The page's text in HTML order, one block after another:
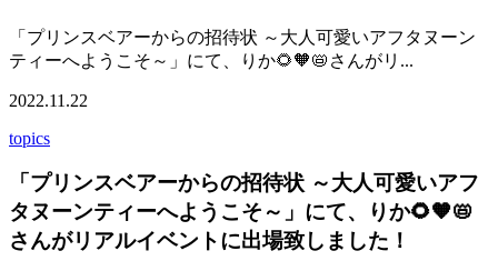
「プリンスベアーからの招待状 ～大人可愛いアフタヌーン
ティーへようこそ～」にて、りか🌻🧡📛さんがリ...
2022.11.22
topics
「プリンスベアーからの招待状 ～大人可愛いアフ
タヌーンティーへようこそ～」にて、りか🌻🧡📛
さんがリアルイベントに出場致しました！